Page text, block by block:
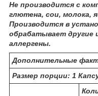
Не производится с
глютена, сои, молока,
Производится в
обрабатывает другие
аллергены.
Дополнительные
Размер порции: 1